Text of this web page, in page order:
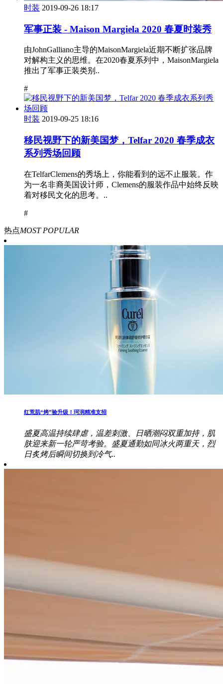
时装 2019-09-26 18:17
军事正装 - Maison Margiela 2020 春夏时装秀
由JohnGalliano主导的MaisonMargiela近期不断扩张品牌
对解构主义的思维。在2020春夏系列中，MaisonMargiela
推出了军事正装类别..
#
时装 2019-09-25 18:16
移民视野下的新美国梦，Telfar 2020 春季成衣
系列秀场回顾
在TelfarClemens的秀场上，你能看到的远不止服装。作
为一名非裔美国设计师，Clemens的服装作品中始终反映
着对移民文化的思考。..
#
热点MOST POPULAR
红荒肌“烤”验升级！珂润精准支招
盛夏高温持续肆虐，温差刺激、日晒潮闷双重加持，肌
肤迎来新一轮严苛考验。盛夏通勤如同冰火两重天，烈
日炙烤后瞬间切换到冷气..